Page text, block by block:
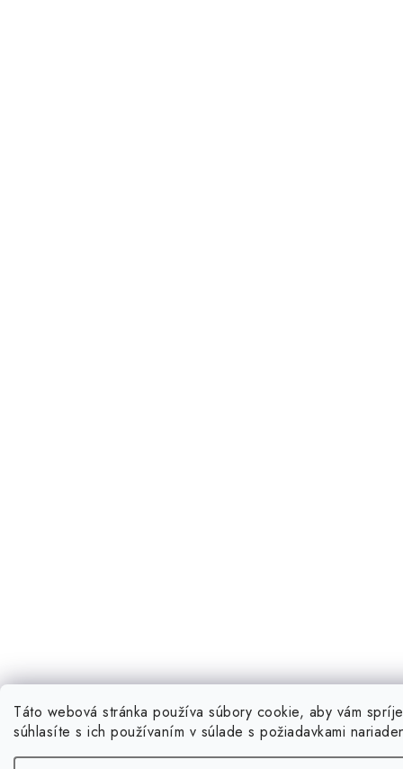
Táto webová stránka používa súbory cookie, aby vám
súhlasíte s ich používaním v súlade s požiadavkami